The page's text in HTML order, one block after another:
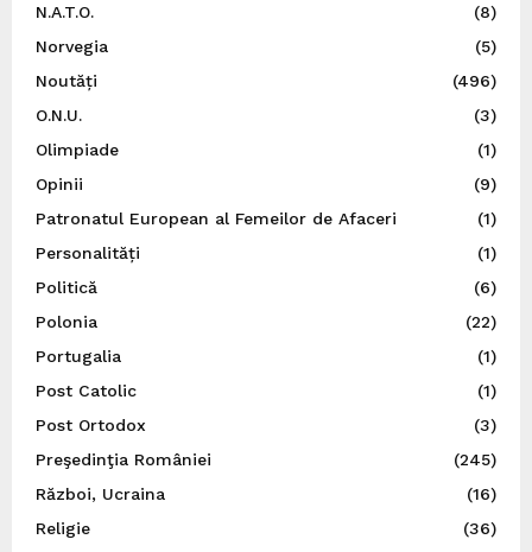
N.A.T.O.
(8)
Norvegia
(5)
Noutăți
(496)
O.N.U.
(3)
Olimpiade
(1)
Opinii
(9)
Patronatul European al Femeilor de Afaceri
(1)
Personalități
(1)
Politică
(6)
Polonia
(22)
Portugalia
(1)
Post Catolic
(1)
Post Ortodox
(3)
Preşedinţia României
(245)
Război, Ucraina
(16)
Religie
(36)